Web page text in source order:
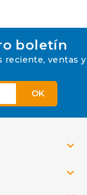
boletín
reciente, ventas y

